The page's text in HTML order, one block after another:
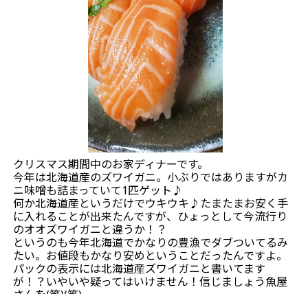
クリスマス期間中のお家ディナーです。
今年は北海道産のズワイガニ。小ぶりではありますがカ
ニ味噌も詰まっていて1匹ゲット♪
何か北海道産というだけでウキウキ♪たまたまお安く手
に入れることが出来たんですが、ひょっとして今流行り
のオオズワイガニと違うか！？
というのも今年北海道でかなりの豊漁でダブついてるみ
たい。お値段もかなり安めということだったんですよ。
パックの表示には北海道産ズワイガニと書いてます
が！？いやいや疑ってはいけません！信じましょう魚屋